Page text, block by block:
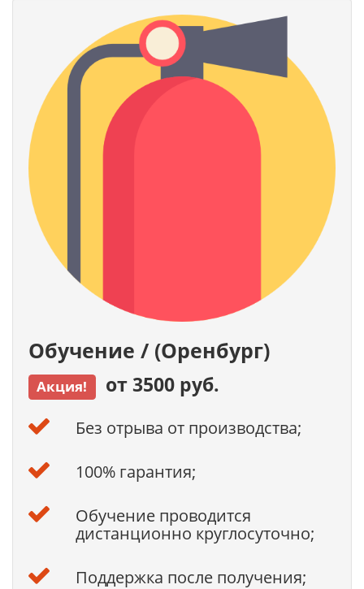
Обучение / (Оренбург)
Акция! от 3500 руб.
Без отрыва от производства;
100% гарантия;
Обучение проводится
дистанционно круглосуточно;
Поддержка после получения;